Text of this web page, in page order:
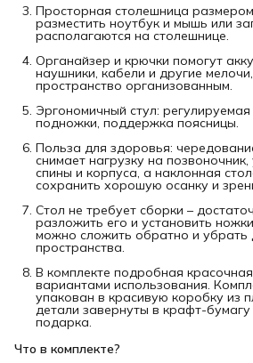
Просторная столешница
разместить ноутбук и мышь или
располагаются на столешнице.
Органайзер и крючки помогут
наушники, кабели и другие
пространство организованным.
Эргономичный стул:
подножки, поддержка поясницы.
Польза для здоровья:
снимает нагрузку на
спины и корпуса, а наклонная
сохранить хорошую осанку и
Стол не требует сборки –
разложить его и установить
можно сложить обратно и убрать
пространства.
В комплекте подробная
вариантами использования.
упакован в красивую коробку из
детали завернуты в крафт-
подарка.
Что в комплекте?